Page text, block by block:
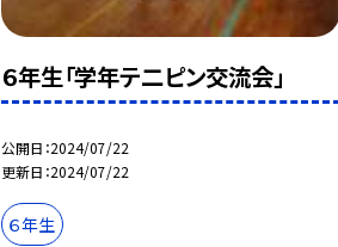
６年生「学年テ二ピン交流会」
公開日 2024/07/22
更新日 2024/07/22
６年生